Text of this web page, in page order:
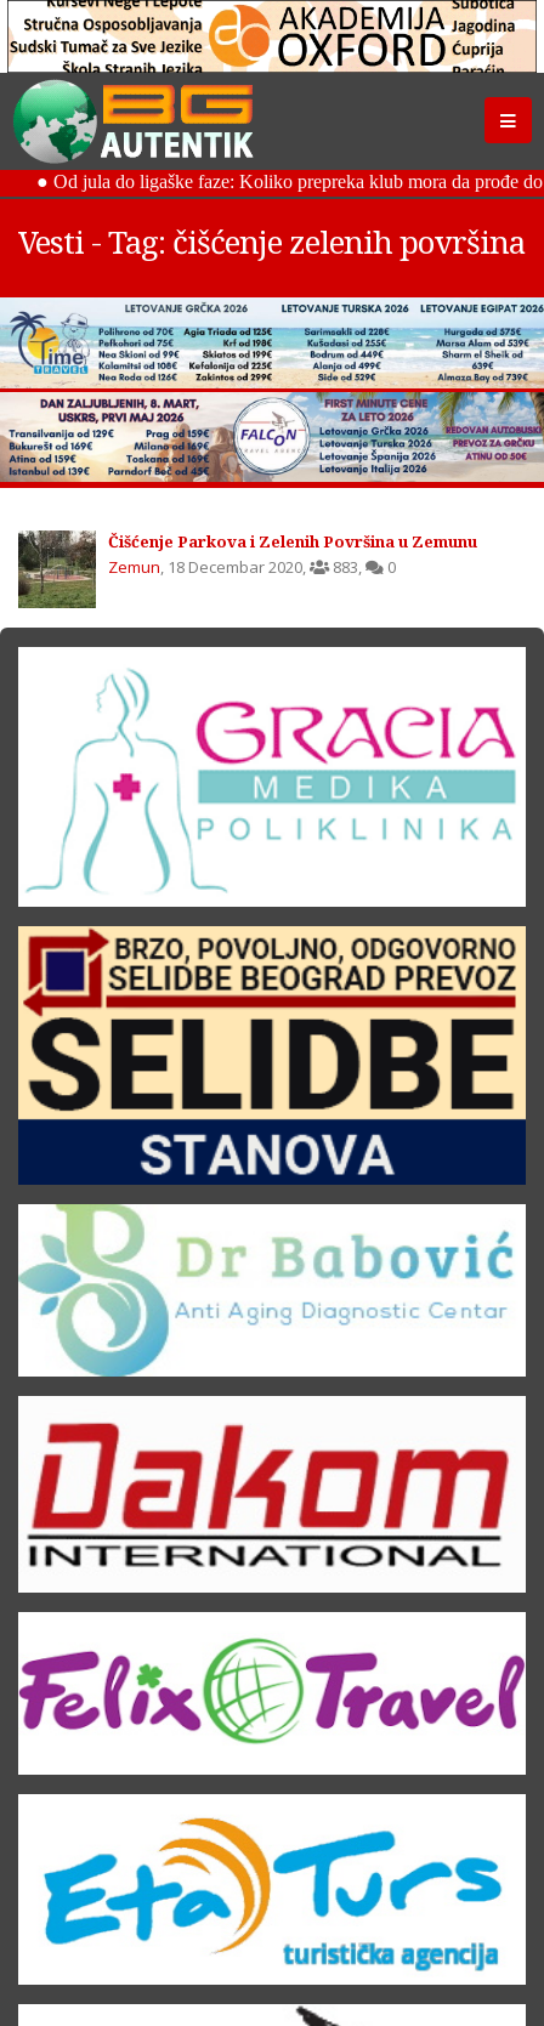
Vesti - Tag: čišćenje zelenih površina
Čišćenje Parkova i Zelenih Površina u Zemunu
Zemun, 18 Decembar 2020, 883, 0